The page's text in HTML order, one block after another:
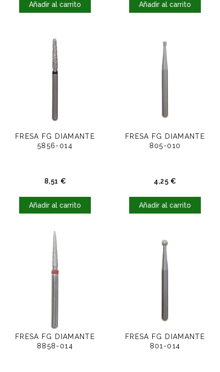
Añadir al carrito Añadir al carrito
FRESA FG DIAMANTE
5856-014
8,51 €Precio
Añadir al carrito
FRESA FG DIAMANTE
805-010
4,25 €Precio
Añadir al carrito
FRESA FG DIAMANTE
8858-014
FRESA FG DIAMANTE
801-014